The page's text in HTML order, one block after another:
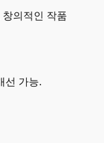
의적인 작품
선 가능.